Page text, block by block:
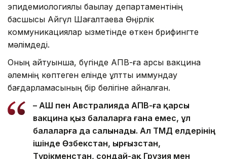
эпидемиологиялық бақылау департаментінің
басшысы Айгүл Шағалтаева Өңірлік
коммуникациялар қызметінде өткен брифингте
мәлімдеді.
Оның айтуынша, бүгінде АПВ-ға қарсы вакцина
әлемнің көптеген елінде ұлттық иммундау
бағдарламасының бір бөлігіне айналған.
– АҚШ пен Австралияда АПВ-ға қарсы
вакцина қыз балаларға ғана емес, ұл
балаларға да салынады. Ал ТМД елдерінің
ішінде Өзбекстан, Қырғызстан,
Түрікменстан, сондай-ақ Грузия мен